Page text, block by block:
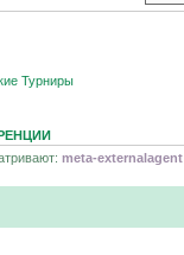
Турниры
meta-externalagent